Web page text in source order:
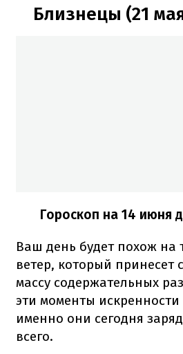
Близнецы (21
Гороскоп на 14 июня
Ваш день будет похож на
ветер, который принесет
массу содержательных
эти моменты
именно они сегодня
всего.